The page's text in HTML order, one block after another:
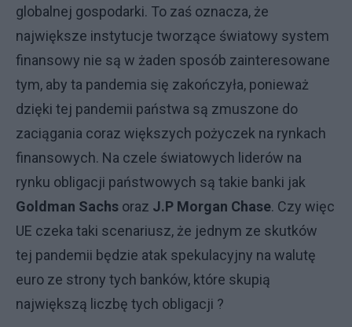
globalnej gospodarki. To zaś oznacza, że
największe instytucje tworzące światowy system
finansowy nie są w żaden sposób zainteresowane
tym, aby ta pandemia się zakończyła, ponieważ
dzięki tej pandemii państwa są zmuszone do
zaciągania coraz większych pożyczek na rynkach
finansowych. Na czele światowych liderów na
rynku obligacji państwowych są takie banki jak
Goldman Sachs oraz J.P Morgan Chase. Czy więc
UE czeka taki scenariusz, że jednym ze skutków
tej pandemii będzie atak spekulacyjny na walutę
euro ze strony tych banków, które skupią
największą liczbę tych obligacji ?